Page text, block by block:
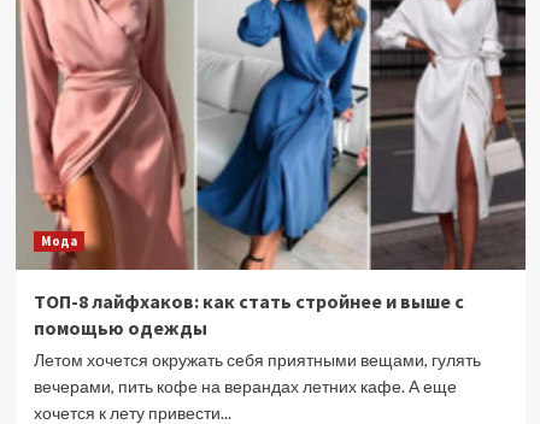
гардероба
для
жаркого
лета
Мода
ТОП-8 лайфхаков: как стать стройнее и выше с
помощью одежды
Летом хочется окружать себя приятными вещами, гулять
вечерами, пить кофе на верандах летних кафе. А еще
хочется к лету привести...